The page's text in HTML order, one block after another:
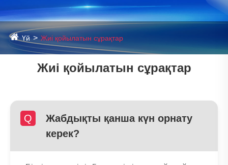
Үй Жиі қойылатын сұрақтар
Жиі қойылатын сұрақтар
Q
Жабдықты қанша күн орнату
керек?